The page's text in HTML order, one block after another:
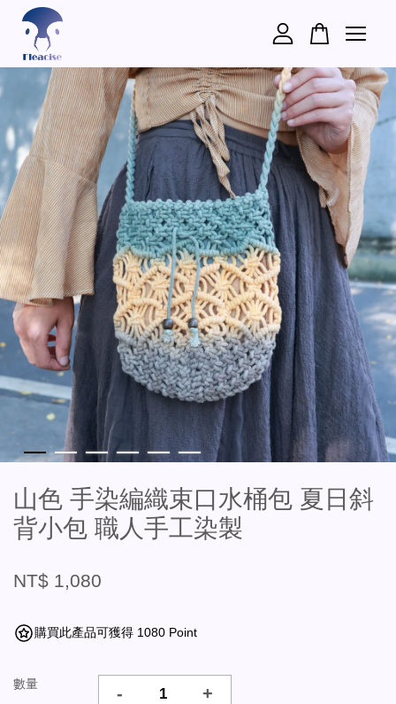
山色 手染編織束口水桶包 夏日斜
背小包 職人手工染製
NT$ 1,080
購買此產品可獲得 1080 Point
數量 - +
您的購物車目前還是空的。
繼續購物